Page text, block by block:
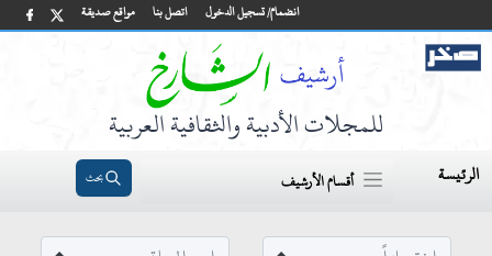
مواقع صديقة اتصل بنا انضمام/ تسجيل الدخول
للمجلات الأدبية والثقافية العربية
الرئيسة أقسام الأرشيف بحث